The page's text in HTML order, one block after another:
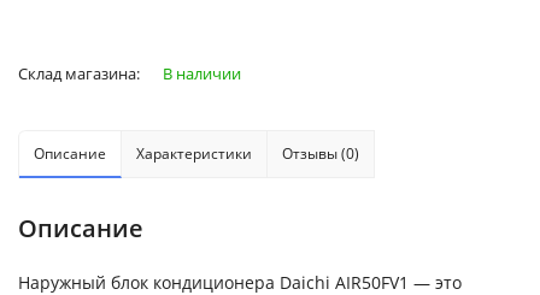
Склад магазина: В наличии
Описание Характеристики Отзывы (0)
Описание
Наружный блок кондиционера Daichi AIR50FV1 — это